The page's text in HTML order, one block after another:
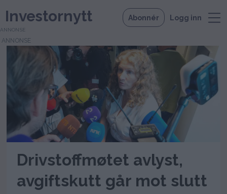
Investornytt Abonnér Logg inn
Tag:
trygve
slagsvold
vedum
ANNONSE
Drivstoffmøtet avlyst,
avgiftskutt går mot slutt